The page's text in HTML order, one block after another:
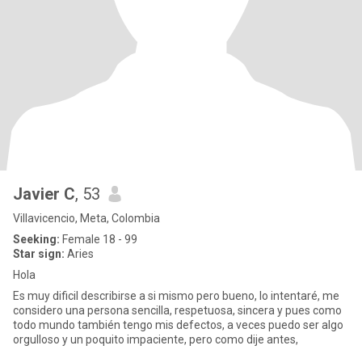
Javier C, 53
Villavicencio, Meta, Colombia
Seeking: Female 18 - 99
Star sign: Aries
Hola
Es muy dificil describirse a si mismo pero bueno, lo intentaré, me
considero una persona sencilla, respetuosa, sincera y pues como
todo mundo también tengo mis defectos, a veces puedo ser algo
orgulloso y un poquito impaciente, pero como dije antes,